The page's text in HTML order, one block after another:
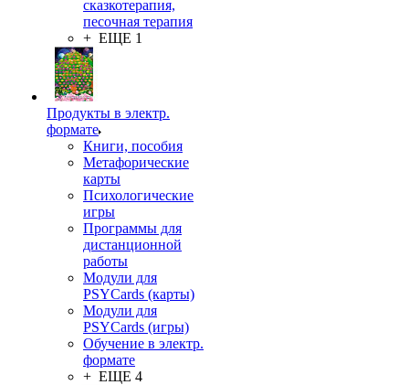
сказкотерапия,
песочная терапия
+ ЕЩЕ 1
Продукты в электр.
формате
Книги, пособия
Метафорические
карты
Психологические
игры
Программы для
дистанционной
работы
Модули для
PSYCards (карты)
Модули для
PSYCards (игры)
Обучение в электр.
формате
+ ЕЩЕ 4